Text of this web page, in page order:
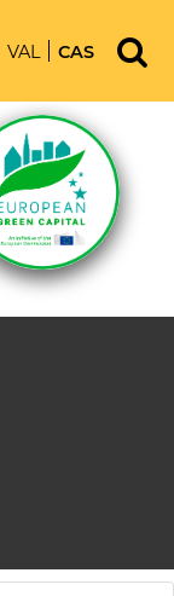
VAL CAS